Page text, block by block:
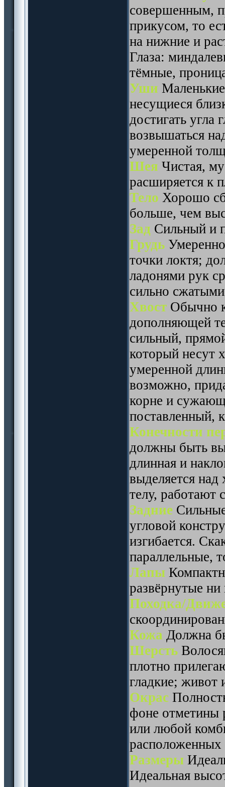
совершенным,
прикусом, то
на нижние и
Глаза:
тёмные,
Уши
несущиеся
достигать угла
возвышаться
умеренной
Шея Чистая,
расширяется к
Тело Хорошо
больше, чем
Зад Сильный и
Грудь
точки локтя;
ладонями рук
сильно
Хвост Обычно
дополняющей
сильный,
который несут
умеренной
возможно,
корне и
поставленный,
Конечности
должны быть
длинная и
выделяется
телу, работают
Задние
угловой
изгибается.
параллельные,
Лапы
развёрнутые
Походка/
Кожа Должна
Шерсть
плотно
гладкие; живот
Окрас
фоне отметины
или любой
расположенных
Размеры
Идеальная